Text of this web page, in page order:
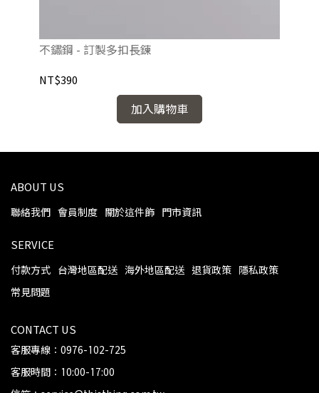
不鏽鋼 - 訂製多扣長鍊
NT$390
加入購物車
ABOUT US
聯絡我們 會員制度 關於這件飾 門市資訊
SERVICE
付款方式 台灣地區配送 海外地區配送 退貨政策
隱私政策
常見問題
CONTACT US
客服專線：0976-102-725
客服時間：10:00-17:00